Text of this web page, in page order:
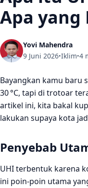
Apa
Yovi Mahendra
9 Juni 2026•Iklim•4
Bayangkan kamu baru
30 °C, tapi di trotoar
artikel ini, kita bakal
lakukan supaya kota
Penyebab
UHI terbentuk karena
ini poin‑poin utama